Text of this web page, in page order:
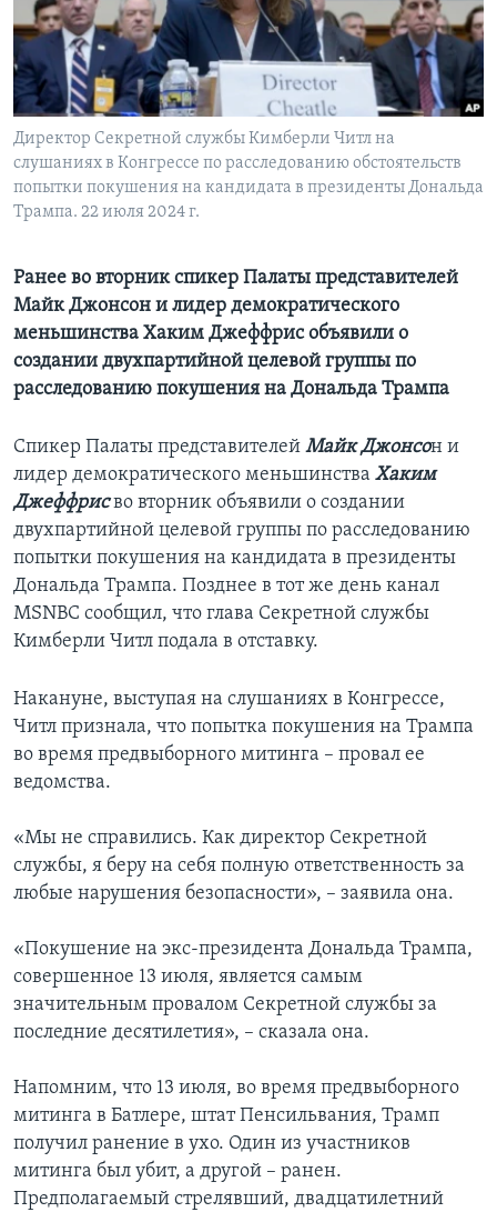
Learning English
СОЦИАЛЬНЫЕ СЕТИ
Языки
Директор Секретной службы Кимберли Читл на
слушаниях в Конгрессе по расследованию обстоятельств
попытки покушения на кандидата в президенты Дональда
Трампа. 22 июля 2024 г.
Ранее во вторник спикер Палаты представителей
Майк Джонсон и лидер демократического
меньшинства Хаким Джеффрис объявили о
создании двухпартийной целевой группы по
расследованию покушения на Дональда Трампа
Спикер Палаты представителей Майк Джонсон и
лидер демократического меньшинства Хаким
Джеффрисво вторник объявили о создании
двухпартийной целевой группы по расследованию
попытки покушения на кандидата в президенты
Дональда Трампа. Позднее в тот же день канал
MSNBC сообщил, что глава Секретной службы
Кимберли Читл подала в отставку.
Накануне, выступая на слушаниях в Конгрессе,
Читл признала, что попытка покушения на Трампа
во время предвыборного митинга – провал ее
ведомства.
«Мы не справились. Как директор Секретной
службы, я беру на себя полную ответственность за
любые нарушения безопасности», – заявила она.
«Покушение на экс-президента Дональда Трампа,
совершенное 13 июля, является самым
значительным провалом Секретной службы за
последние десятилетия», – сказала она.
Напомним, что 13 июля, во время предвыборного
митинга в Батлере, штат Пенсильвания, Трамп
получил ранение в ухо. Один из участников
митинга был убит, а другой – ранен.
Предполагаемый стрелявший, двадцатилетний